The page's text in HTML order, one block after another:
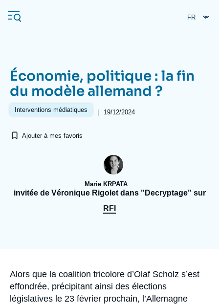
au
contenu
Navigation
principale
L'Ifri
Analyses
Recherches fréquentes
Proche-Orient
Économie, politique : la fin
du modèle allemand ?
Interventions médiatiques | 19/12/2024
Ajouter à mes favoris
Marie KRPATA
invitée de Véronique Rigolet dans "Decryptage" sur
RFI
Accroche
Alors que la coalition tricolore d’Olaf Scholz s’est
effondrée, précipitant ainsi des élections
législatives le 23 février prochain, l’Allemagne